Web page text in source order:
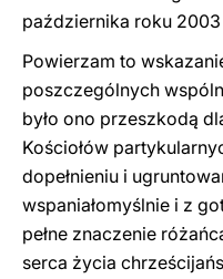
października roku 2003
Powierzam to
poszczególnych
było ono przeszkodą
Kościołów
dopełnieniu i
wspaniałomyślnie i z
pełne znaczenie
serca życia